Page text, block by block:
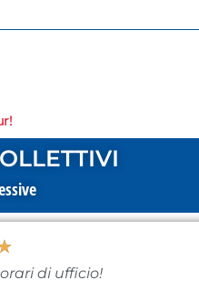
di ufficio!